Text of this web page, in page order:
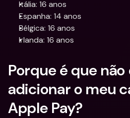
Itália: 16 anos
Espanha: 14 anos
Bélgica: 16 anos
Irlanda: 16 anos
Porque é que
adicionar o meu
Apple Pay?